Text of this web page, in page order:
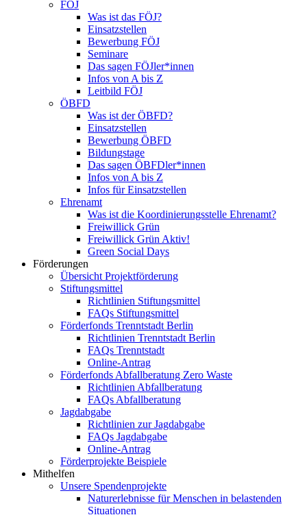
FÖJ
Was ist das FÖJ?
Einsatzstellen
Bewerbung FÖJ
Seminare
Das sagen FÖJler*innen
Infos von A bis Z
Leitbild FÖJ
ÖBFD
Was ist der ÖBFD?
Einsatzstellen
Bewerbung ÖBFD
Bildungstage
Das sagen ÖBFDler*innen
Infos von A bis Z
Infos für Einsatzstellen
Ehrenamt
Was ist die Koordinierungsstelle Ehrenamt?
Freiwillick Grün
Freiwillick Grün Aktiv!
Green Social Days
Förderungen
Übersicht Projektförderung
Stiftungsmittel
Richtlinien Stiftungsmittel
FAQs Stiftungsmittel
Förderfonds Trenntstadt Berlin
Richtlinien Trenntstadt Berlin
FAQs Trenntstadt
Online-Antrag
Förderfonds Abfallberatung Zero Waste
Richtlinien Abfallberatung
FAQs Abfallberatung
Jagdabgabe
Richtlinien zur Jagdabgabe
FAQs Jagdabgabe
Online-Antrag
Förderprojekte Beispiele
Mithelfen
Unsere Spendenprojekte
Naturerlebnisse für Menschen in belastenden
Situationen